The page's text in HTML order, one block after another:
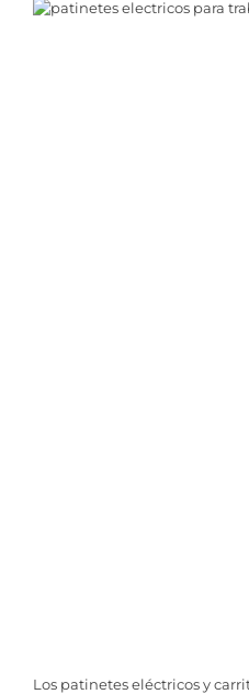
Los patinetes eléctricos y